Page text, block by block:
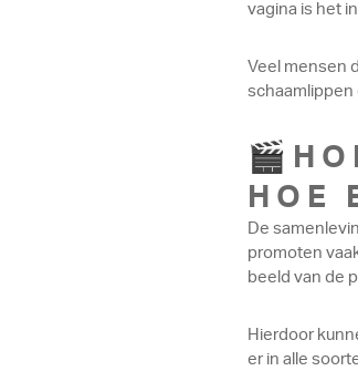
vagina is het
Veel mensen
schaamlippen
HOE
De
promoten
beeld van de
Hierdoor
er in alle